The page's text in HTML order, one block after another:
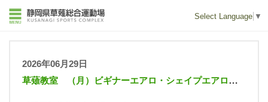
Select Language ▼
2026年06月29日
草薙教室 （月）ビギナーエアロ・シェイプエアロ休講のお知らせ